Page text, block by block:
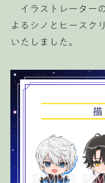
イラストレーター
よるシノとヒースク
いたしました。